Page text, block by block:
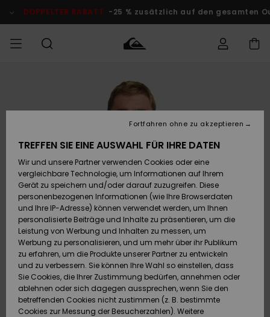
Produktinformation
DOPPELTER RABATT -25 % zusätzlich auf den gesamten
Kleidung
Accessoires
Schuhe&
Flip-Flops
Surf
Snow
Brandneu
Kleidung
Accessoires
Schuhe&
Flip-Flops
Surf
Snow
Brandneu
FRAUEN
Shop
Brandneu
Highlights
Snow
SURF
Surf Shop
Männer
Kinder
Highlights
Community
SNOW
Snow Shop
Männer
Snow Shop
Kinder
Snow Shop
Damen
Highlights
Community
DOPPELTER
RABATT
Outlet
Herren
KINDER
Outlet
Frauen
HILFE & KONTAKT
Auf meine
Bestellung
zugreifen
Retouren
Bezahlung
Geschenkkarte
Quiksilver
Freedom
Datenschutz
TREFFEN SIE EINE AUSWAHL FÜR IHRE DATEN
Wir und unsere Partner verwenden Cookies oder eine
vergleichbare Technologie, um Informationen auf Ihrem
Gerät zu speichern und/oder darauf zuzugreifen. Diese
personenbezogenen Informationen (wie Ihre Browserdaten
und Ihre IP-Adresse) können verwendet werden, um Ihnen
personalisierte Beiträge und Inhalte zu präsentieren, um die
Leistung von Werbung und Inhalten zu messen, um
Werbung zu personalisieren, und um mehr über ihr Publikum
zu erfahren, um die Produkte unserer Partner zu entwickeln
und zu verbessern. Sie können Ihre Wahl so einstellen, dass
Sie Cookies, die Ihrer Zustimmung bedürfen, annehmen oder
ablehnen oder sich dagegen aussprechen, wenn Sie den
betreffenden Cookies nicht zustimmen (z. B. bestimmte
Cookies zur Messung der Besucherzahlen). Weitere
Fortfahren ohne zu akzeptieren